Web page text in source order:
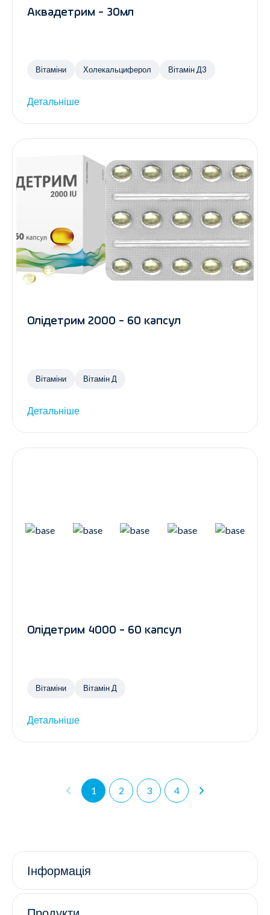
Аквадетрим - 30мл
Вітаміни Холекальциферол Вітамін Д3
Детальніше
Олідетрим 2000 - 60 капсул
Вітаміни Вітамін Д
Детальніше
Олідетрим 4000 - 60 капсул
Вітаміни Вітамін Д
Детальніше
1 2 3 4
Інформація